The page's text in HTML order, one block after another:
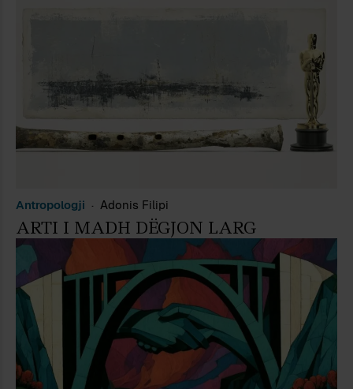
Antropologji Adonis Filipi
ARTI I MADH DËGJON LARG